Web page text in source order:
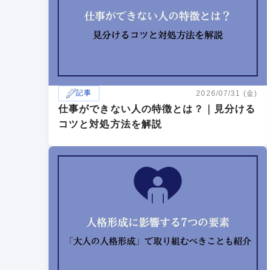
記事 2026/07/31 (金)
仕事ができない人の特徴とは？｜見分ける
コツと対処方法を解説